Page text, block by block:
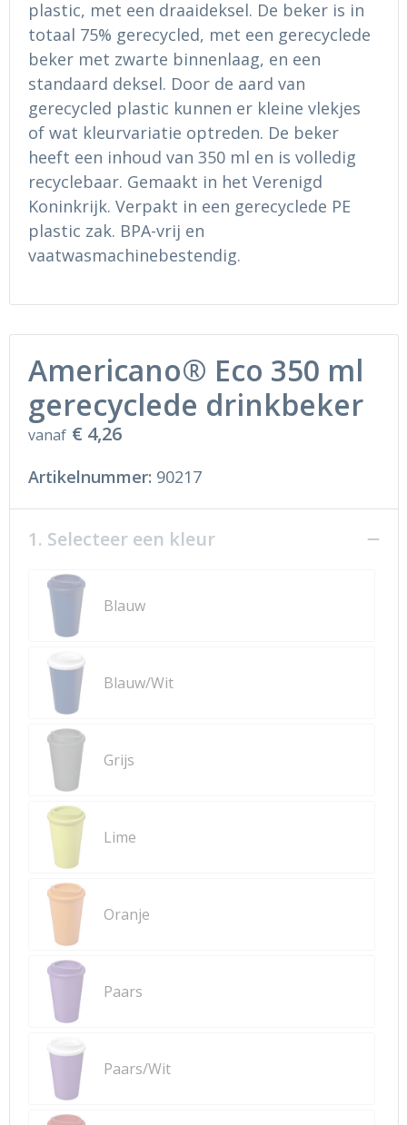
Ondergoed en Sokken
Regenkleding
Gereedschap
Schoenen
Hoofdbescherming
Gehoorbescherming
Sokken en Nachtkleding
Regenkleding
Schoenen
Gilets
plastic, met een draaideksel. De beker is in
totaal 75% gerecycled, met een gerecyclede
beker met zwarte binnenlaag, en een
standaard deksel. Door de aard van
gerecycled plastic kunnen er kleine vlekjes
of wat kleurvariatie optreden. De beker
heeft een inhoud van 350 ml en is volledig
recyclebaar. Gemaakt in het Verenigd
Koninkrijk. Verpakt in een gerecyclede PE
plastic zak. BPA-vrij en
vaatwasmachinebestendig.
Americano® Eco 350 ml
gerecyclede drinkbeker
vanaf € 4,26
Artikelnummer: 90217
1. Selecteer een kleur
Blauw
Blauw/Wit
Grijs
Lime
Oranje
Paars
Paars/Wit